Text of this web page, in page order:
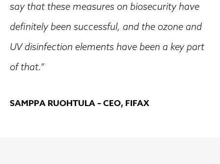
say that these measures on biosecurity have
definitely been successful, and the ozone and
UV disinfection elements have been a key part
of that.”
SAMPPA RUOHTULA – CEO, FIFAX